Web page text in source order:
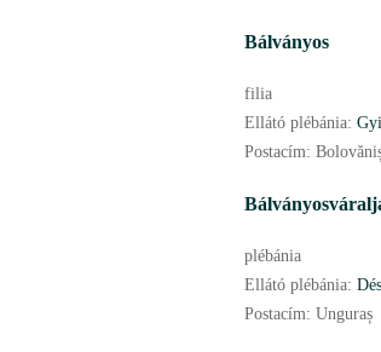
Bálványos
filia
Ellátó plébánia:
Postacím:
plébánia
Ellátó plébánia: Dés
Postacím: Unguraș